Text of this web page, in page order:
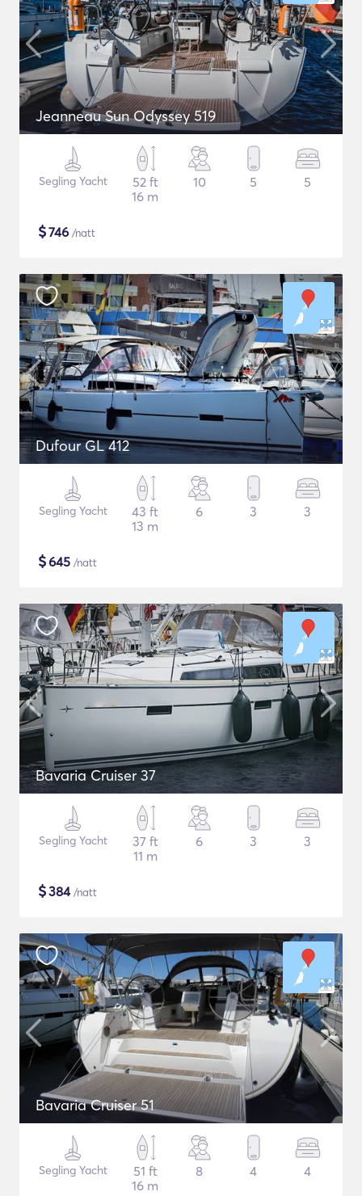
Jeanneau Sun Odyssey 519
Segling Yacht
52 ft
16 m
10 5 5
$746 /natt
Dufour GL 412
Segling Yacht
43 ft
13 m
6 3 3
$645 /natt
Bavaria Cruiser 37
Segling Yacht
37 ft
11 m
6 3 3
$384/natt
Bavaria Cruiser 51
Segling Yacht
51 ft
16 m
8 4 4